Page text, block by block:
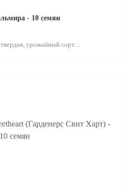
- 10 семян
урожайный сорт. ..